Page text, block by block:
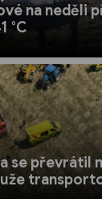
na neděli
°C
se převrátil